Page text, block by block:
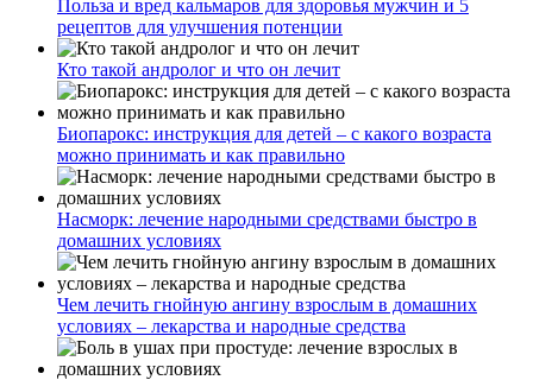
Польза и вред кальмаров для здоровья мужчин и 5
рецептов для улучшения потенции
Кто такой андролог и что он лечит
Биопарокс: инструкция для детей – с какого возраста
можно принимать и как правильно
Насморк: лечение народными средствами быстро в
домашних условиях
Чем лечить гнойную ангину взрослым в домашних
условиях – лекарства и народные средства